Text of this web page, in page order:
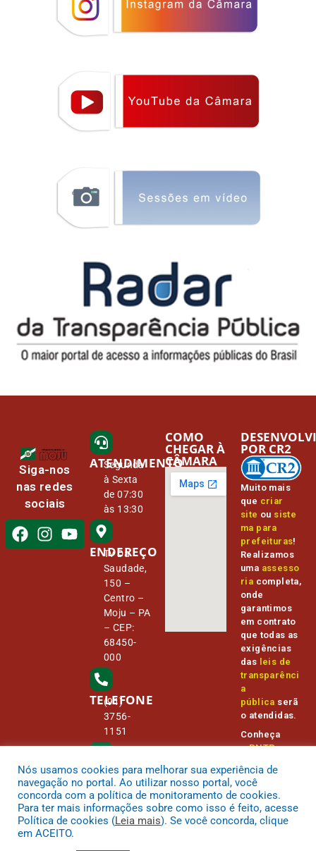
Siga-nos
nas redes
sociais
ATENDIMENTO
Segunda
à Sexta
de 07:30
às 13:30
ENDEREÇO
Tv Da
Saudade,
150 –
Centro –
Moju – PA
– CEP:
68450-
000
TELEFONE
(91)
3756-
1151
E-MAIL
camara@
cmmoju.p
a.gov.br
COMO
CHEGAR À
CÂMARA
Muito mais
que criar
site ou siste
ma para
prefeituras!
Realizamos
uma assesso
ria completa,
onde
garantimos
em contrato
que todas as
exigências
das leis de
transparênci
a
pública serã
o atendidas.
Conheça
oPNTPe
Transparênc
ia Pública
POR CR2
Nós usamos cookies para melhorar sua experiência de
navegação no portal. Ao utilizar nosso portal, você
concorda com a política de monitoramento de cookies.
Para ter mais informações sobre como isso é feito, acesse
Política de cookies (Leia mais). Se você concorda, clique
em ACEITO.